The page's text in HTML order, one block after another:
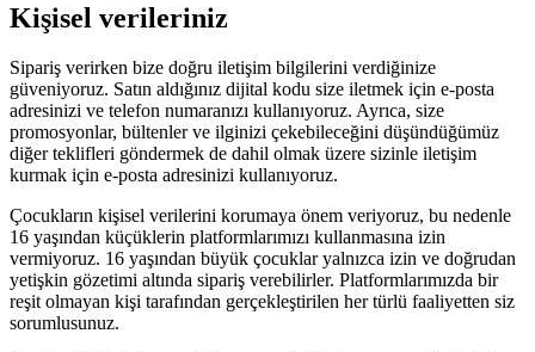
Kişisel verileriniz
Sipariş verirken bize doğru iletişim bilgilerini verdiğinize
güveniyoruz. Satın aldığınız dijital kodu size iletmek için e-posta
adresinizi ve telefon numaranızı kullanıyoruz. Ayrıca, size
promosyonlar, bültenler ve ilginizi çekebileceğini düşündüğümüz
diğer teklifleri göndermek de dahil olmak üzere sizinle iletişim
kurmak için e-posta adresinizi kullanıyoruz.
Çocukların kişisel verilerini korumaya önem veriyoruz, bu nedenle
16 yaşından küçüklerin platformlarımızı kullanmasına izin
vermiyoruz. 16 yaşından büyük çocuklar yalnızca izin ve doğrudan
yetişkin gözetimi altında sipariş verebilirler. Platformlarımızda bir
reşit olmayan kişi tarafından gerçekleştirilen her türlü faaliyetten siz
sorumlusunuz.